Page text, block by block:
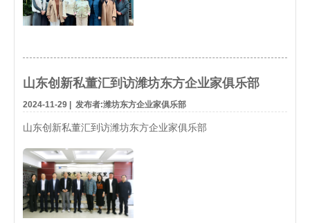
山东创新私董汇到访潍坊东方企业家俱乐部
2024-11-29 发布者:潍坊东方企业家俱乐部
山东创新私董汇到访潍坊东方企业家俱乐部